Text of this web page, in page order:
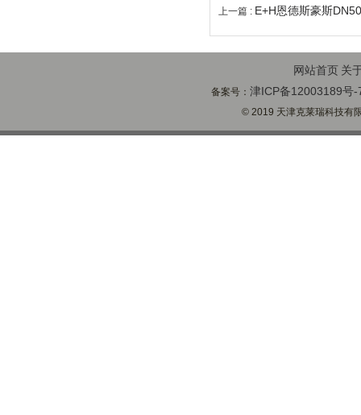
上一篇 : E+H恩德斯豪斯
网站首页 关
备案号：津ICP备12003189号-
© 2019 天津克莱瑞科技有